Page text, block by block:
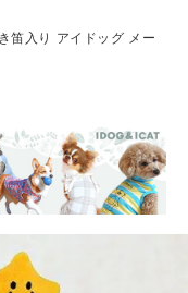
笛入り アイドッグ メー